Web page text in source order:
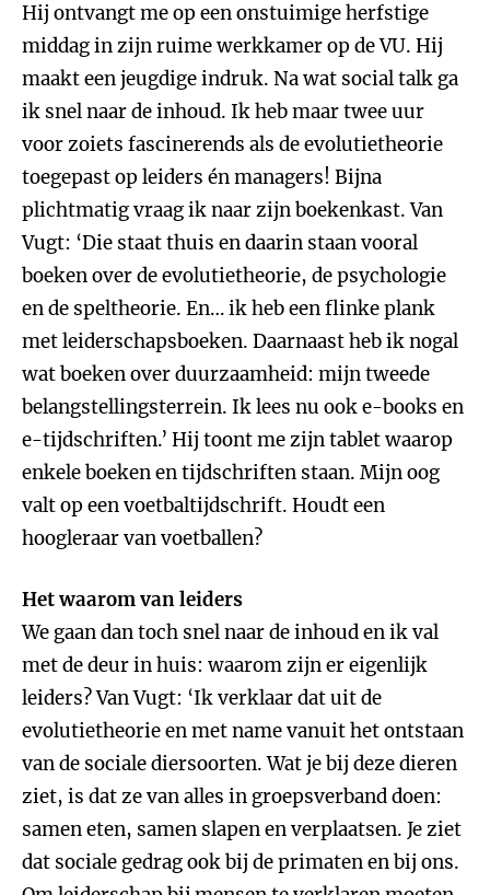
Hij ontvangt me op een onstuimige herfstige
middag in zijn ruime werkkamer op de VU. Hij
maakt een jeugdige indruk. Na wat social talk ga
ik snel naar de inhoud. Ik heb maar twee uur
voor zoiets fascinerends als de evolutietheorie
toegepast op leiders én managers! Bijna
plichtmatig vraag ik naar zijn boekenkast. Van
Vugt: ‘Die staat thuis en daarin staan vooral
boeken over de evolutietheorie, de psychologie
en de speltheorie. En… ik heb een flinke plank
met leiderschapsboeken. Daarnaast heb ik nogal
wat boeken over duurzaamheid: mijn tweede
belangstellingsterrein. Ik lees nu ook e-books en
e-tijdschriften.’ Hij toont me zijn tablet waarop
enkele boeken en tijdschriften staan. Mijn oog
valt op een voetbaltijdschrift. Houdt een
hoogleraar van voetballen?
Het waarom van leiders
We gaan dan toch snel naar de inhoud en ik val
met de deur in huis: waarom zijn er eigenlijk
leiders? Van Vugt: ‘Ik verklaar dat uit de
evolutietheorie en met name vanuit het ontstaan
van de sociale diersoorten. Wat je bij deze dieren
ziet, is dat ze van alles in groepsverband doen:
samen eten, samen slapen en verplaatsen. Je ziet
dat sociale gedrag ook bij de primaten en bij ons.